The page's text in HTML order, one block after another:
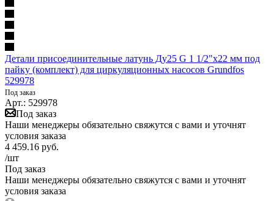
Детали присоединительные латунь Ду25 G 1 1/2"x22 мм под
пайку (комплект) для циркуляционных насосов Grundfos
529978
Под заказ
Арт.: 529978
Под заказ
Наши менеджеры обязательно свяжутся с вами и уточнят
условия заказа
4 459.16 руб.
/шт
Под заказ
Наши менеджеры обязательно свяжутся с вами и уточнят
условия заказа